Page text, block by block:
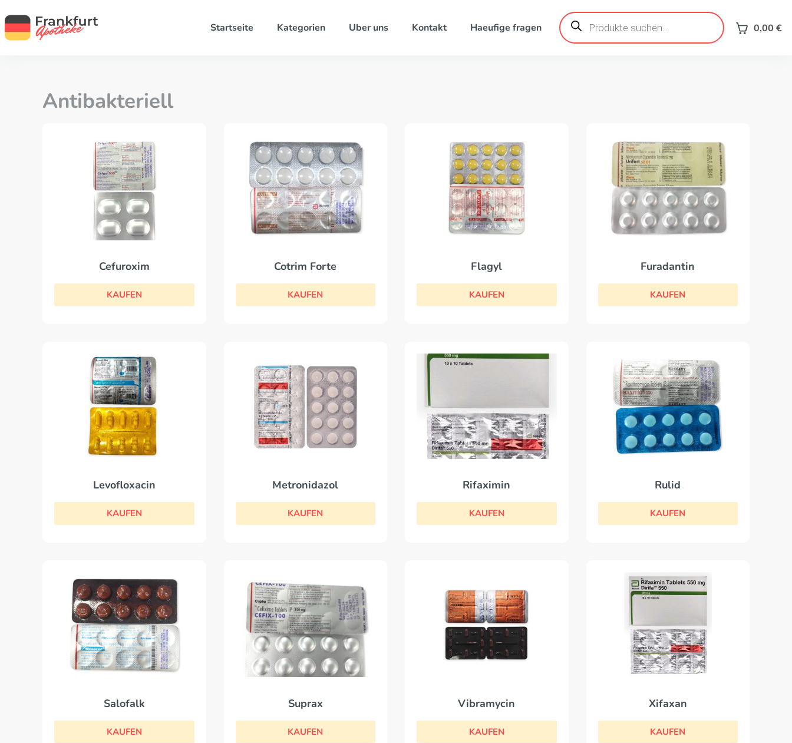
Startseite Kategorien Uber uns Kontakt Haeufige fragen
Products
search 0,00 €
Antibakteriell
Cefuroxim
KAUFEN
Cotrim Forte
KAUFEN
Flagyl
KAUFEN
Furadantin
KAUFEN
Levofloxacin
KAUFEN
Metronidazol
KAUFEN
Rifaximin
KAUFEN
Rulid
KAUFEN
Salofalk
KAUFEN
Suprax
KAUFEN
Vibramycin
KAUFEN
Xifaxan
KAUFEN